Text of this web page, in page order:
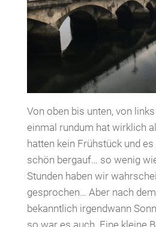
Von oben bis unten, von
einmal rundum hat wirklich
hatten kein Frühstück und
schön bergauf… so wenig
Stunden haben wir
gesprochen… Aber nach dem
bekanntlich irgendwann
so war es auch. Eine kleine